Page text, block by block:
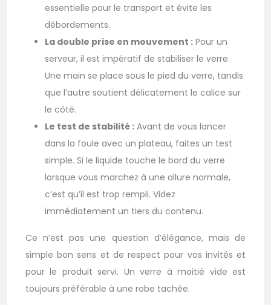
essentielle pour le transport et évite les
débordements.
La double prise en mouvement : Pour un
serveur, il est impératif de stabiliser le verre.
Une main se place sous le pied du verre, tandis
que l’autre soutient délicatement le calice sur
le côté.
Le test de stabilité : Avant de vous lancer
dans la foule avec un plateau, faites un test
simple. Si le liquide touche le bord du verre
lorsque vous marchez à une allure normale,
c’est qu’il est trop rempli. Videz
immédiatement un tiers du contenu.
Ce n’est pas une question d’élégance, mais de
simple bon sens et de respect pour vos invités et
pour le produit servi. Un verre à moitié vide est
toujours préférable à une robe tachée.